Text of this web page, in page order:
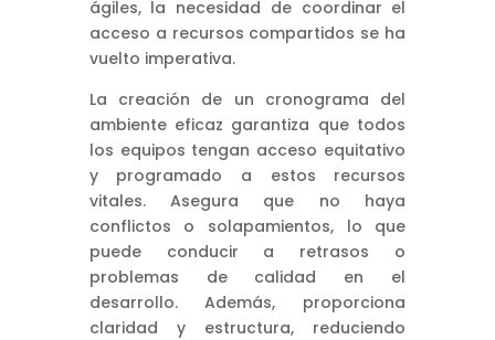
ágiles, la necesidad de coordinar el
acceso a recursos compartidos se ha
vuelto imperativa.
La creación de un cronograma del
ambiente eficaz garantiza que todos
los equipos tengan acceso equitativo
y programado a estos recursos
vitales. Asegura que no haya
conflictos o solapamientos, lo que
puede conducir a retrasos o
problemas de calidad en el
desarrollo. Además, proporciona
claridad y estructura, reduciendo